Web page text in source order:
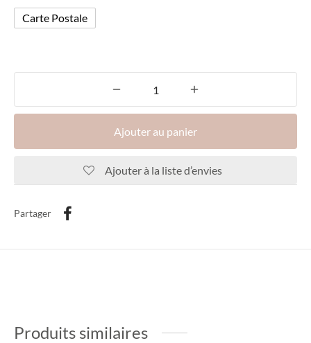
Carte Postale
Ajouter au panier
Ajouter à la liste d’envies
Partager
Produits similaires